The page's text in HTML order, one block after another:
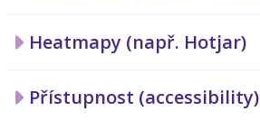
Heatmapy (např. Hotjar)
Přístupnost (accessibility)